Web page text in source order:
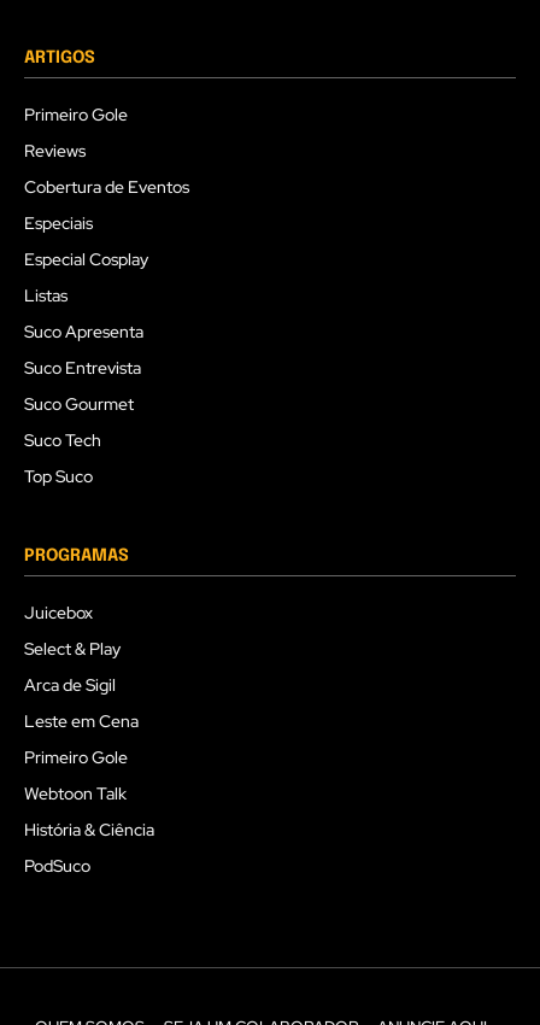
ARTIGOS
Primeiro Gole
Reviews
Cobertura de Eventos
Especiais
Especial Cosplay
Listas
Suco Apresenta
Suco Entrevista
Suco Gourmet
Suco Tech
Top Suco
PROGRAMAS
Juicebox
Select & Play
Arca de Sigil
Leste em Cena
Primeiro Gole
Webtoon Talk
História & Ciência
PodSuco